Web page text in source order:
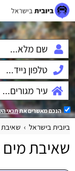
הנכם מאשרים אתתנאי
ביובית בישראל שאיבת
שאיבת